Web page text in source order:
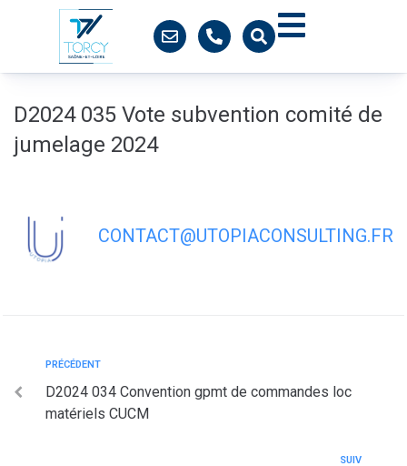
D2024 035 Vote subvention comité de
jumelage 2024
CONTACT@UTOPIACONSULTING.FR
PRÉCÉDENT
D2024 034 Convention gpmt de commandes loc
matériels CUCM
SUIV